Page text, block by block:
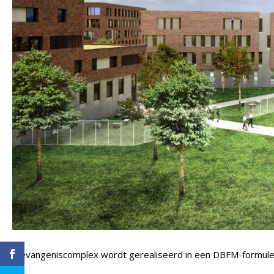
Dit gevangeniscomplex wordt gerealiseerd in een DBFM-